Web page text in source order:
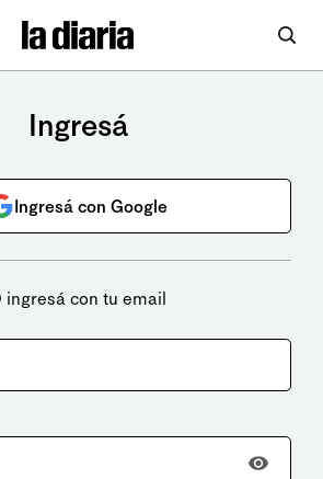
Ingresá
Ingresá con Google
ingresá con tu email